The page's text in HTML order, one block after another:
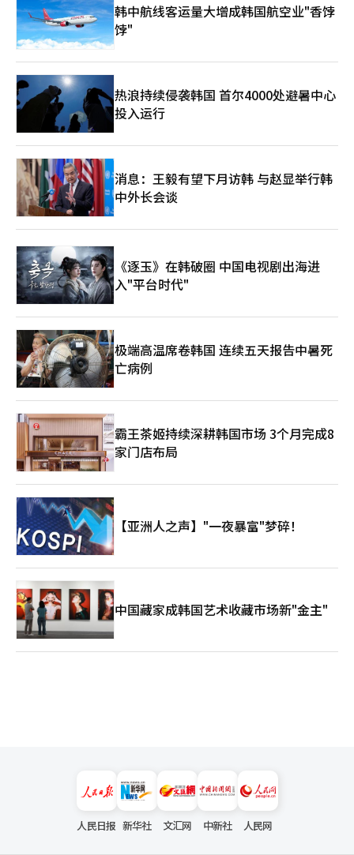
韩中航线客运量大增成韩国航空业"香饽
饽"
热浪持续侵袭韩国 首尔4000处避暑中心
投入运行
消息：王毅有望下月访韩 与赵显举行韩
中外长会谈
《逐玉》在韩破圈 中国电视剧出海进
入"平台时代"
极端高温席卷韩国 连续五天报告中暑死
亡病例
霸王茶姬持续深耕韩国市场 3个月完成8
家门店布局
【亚洲人之声】"一夜暴富"梦碎！
中国藏家成韩国艺术收藏市场新"金主"
人民日报 新华社 文汇网 中新社 人民网